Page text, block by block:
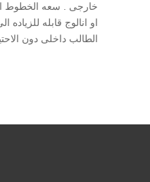
الطالب داخلى دون